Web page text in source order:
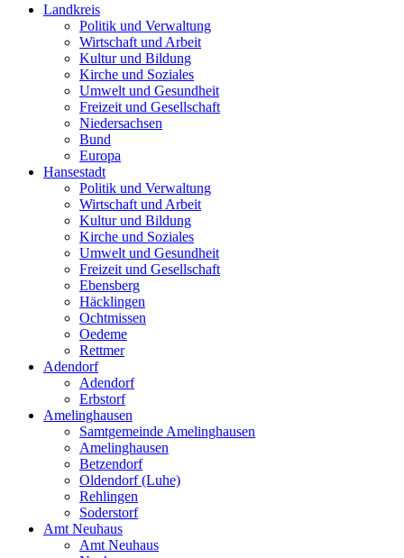
Landkreis
Politik und Verwaltung
Wirtschaft und Arbeit
Kultur und Bildung
Kirche und Soziales
Umwelt und Gesundheit
Freizeit und Gesellschaft
Niedersachsen
Bund
Europa
Hansestadt
Politik und Verwaltung
Wirtschaft und Arbeit
Kultur und Bildung
Kirche und Soziales
Umwelt und Gesundheit
Freizeit und Gesellschaft
Ebensberg
Häcklingen
Ochtmissen
Oedeme
Rettmer
Adendorf
Adendorf
Erbstorf
Amelinghausen
Samtgemeinde Amelinghausen
Amelinghausen
Betzendorf
Oldendorf (Luhe)
Rehlingen
Soderstorf
Amt Neuhaus
Amt Neuhaus